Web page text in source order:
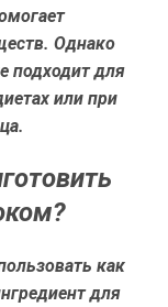
Однако
подходит для
или при
как
для